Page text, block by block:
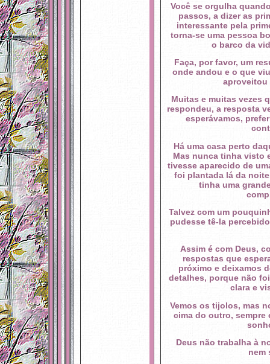
Você se orgulha
passos, a dizer as
interessante pela
torna-se uma pessoa
o barco da
Faça, por favor, um
onde andou e o que
aproveitou
Muitas e muitas vezes
respondeu, a resposta
esperávamos,
Há uma casa perto
Mas nunca tinha visto
tivesse aparecido de
foi plantada lá da
tinha uma
Talvez com um
pudesse tê-la
Assim é com Deus,
respostas que
próximo e deixamos
detalhes, porque não
clara e
Vemos os tijolos, mas
cima do outro, sempre
Deus não trabalha à
nem